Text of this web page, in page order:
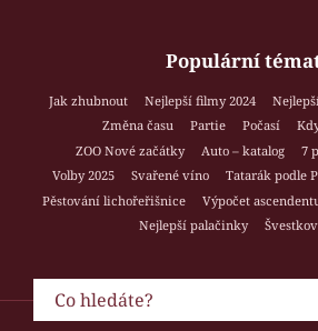
Populární
Jak zhubnout Nejlepší filmy 2024
Změna času
Partie Počasí
ZOO Nové začátky
Auto – katalog
7
Volby 2025
Svařené víno Tatarák podle
Pěstování lichořeřišnice
Výpočet
Nejlepší palačinky